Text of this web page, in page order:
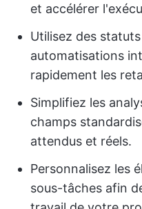
et accélérer
Utilisez des
automatisations
rapidement les
Simplifiez les
champs
attendus et réels.
Personnalisez les
sous-tâches afin